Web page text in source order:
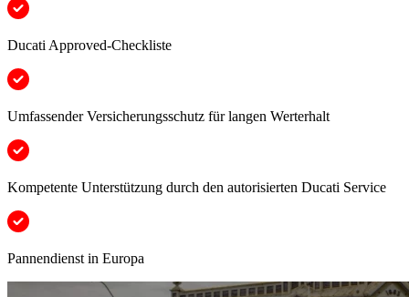
Ducati Approved-Checkliste
Umfassender Versicherungsschutz für langen Werterhalt
Kompetente Unterstützung durch den autorisierten Ducati Service
Pannendienst in Europa